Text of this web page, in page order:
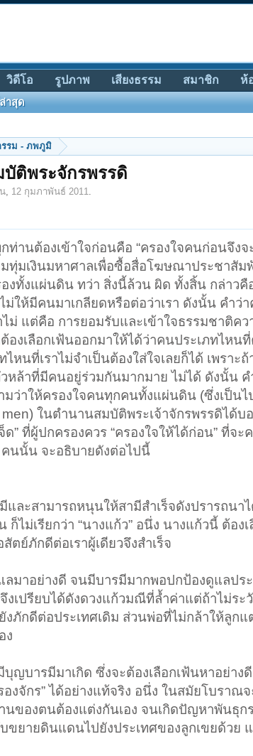
รม - ภพภูมิ
ติพระจักรพรรดิ
, 12 กุมภาพันธ์ 2011.
ท่านต้องเข้าใจก่อนคือ “ครองใจคนก่อนจึง
ทุ่มเงินมหาศาลเพื่อซื้อสื่อโฆษณาประชาสัม
งทั้งแผ่นดิน ทว่า สิ่งนี้ล้วน ผิด ทั้งสิ้น กล่าว
ม่ให้มีคนมาเกลียดหรือต่อว่าเรา ดังนั้น คำว่
ม่ แต่คือ การยอมรับและเข้าใจธรรมชาติค
ต้องเลือกเฟ้นออกมาให้ได้ว่าคนประเภทไห
ไหนที่เราไม่จำเป็นต้องใส่ใจเลยก็ได้ เพรา
หล้าที่มีคนอยู่ร่วมกันมากมาย ไม่ได้ ดังนั้น
มว่าให้ครองใจคนทุกคนทั้งแผ่นดิน (ซึ่งเป็น
ในตำนานสมบัติพระเจ้าจักรพรรดิได้
ด” ที่ผู้ปกครองควร “ครองใจให้ได้ก่อน” ที่จ
นนั้น จะอธิบายดังต่อไปนี้
และสามารถหนุนให้สามีสำเร็จดังปรารถน
ไม่เรียกว่า “นางแก้ว” อนึ่ง นางแก้วนี้ ต้อง
ตย์ภักดีต่อเราผู้เดียวจึงสำเร็จ
มาอย่างดี จนมีบารมีมากพอปกป้องดูแลปร
งเปรียบได้ดังดวงแก้วมณีที่ล้ำค่าแต่ถ้าไม่ระ
ภักดีต่อประเทศเดิม ส่วนพ่อที่ไม่กล้าให้ลูกแ
ง
ญบารมีมาเกิด ซึ่งจะต้องเลือกเฟ้นหาอย่าง
องจักร” ได้อย่างแท้จริง อนึ่ง ในสมัยโบราณ
นของตนต้องแต่งกันเอง จนเกิดปัญหาพันธุก
ขยายดินแดนไปยังประเทศของลูกเขยด้วย
าสุด
วิดีโอ รูปภาพ เสียงธรรม สมาชิก ห้